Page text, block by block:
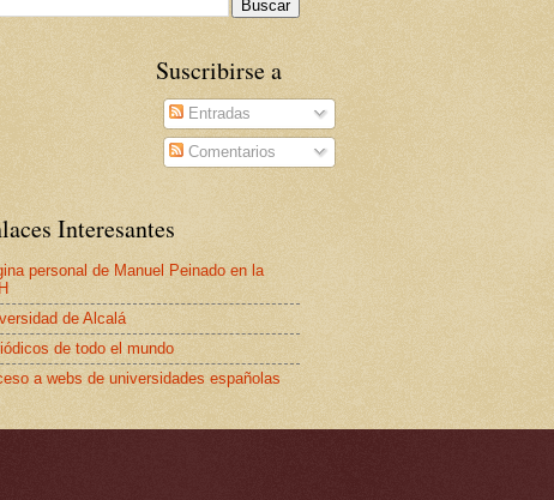
Suscribirse a
Entradas
Comentarios
Interesantes
personal de Manuel Peinado en la
de Alcalá
de todo el mundo
a webs de universidades españolas